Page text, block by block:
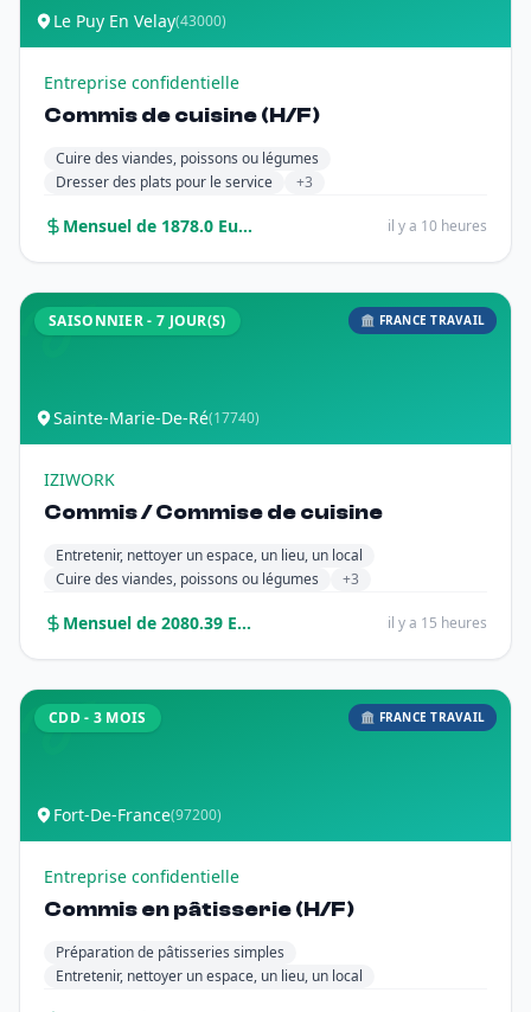
Le Puy En Velay(43000)
Entreprise confidentielle
Commis de cuisine (H/F)
Cuire des viandes, poissons ou légumes
Dresser des plats pour le service
+3
Mensuel de 1878.0 Euros sur 12.0 mois il y a 10 heures
SAISONNIER - 7 JOUR(S) 🏛️ FRANCE TRAVAIL
Sainte-Marie-De-Ré(17740)
IZIWORK
Commis / Commise de cuisine
Entretenir, nettoyer un espace, un lieu, un local
Cuire des viandes, poissons ou légumes
+3
Mensuel de 2080.39 Euros à 2100.0 Euros sur 12 mois il y a 15 heures
CDD - 3 MOIS 🏛️ FRANCE TRAVAIL
Fort-De-France(97200)
Entreprise confidentielle
Commis en pâtisserie (H/F)
Préparation de pâtisseries simples
Entretenir, nettoyer un espace, un lieu, un local